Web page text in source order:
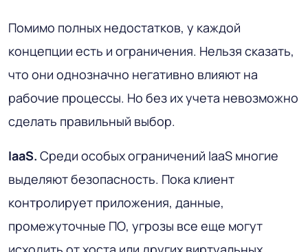
Помимо полных недостатков, у каждой
концепции есть и ограничения. Нельзя сказать,
что они однозначно негативно влияют на
рабочие процессы. Но без их учета невозможно
сделать правильный выбор.
IaaS. Среди особых ограничений IaaS многие
выделяют безопасность. Пока клиент
контролирует приложения, данные,
промежуточные ПО, угрозы все еще могут